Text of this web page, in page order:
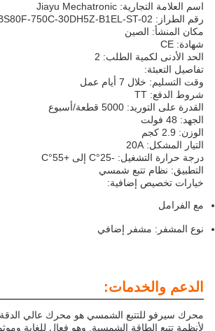
اسم العلامة التجارية: Jiayu Mechatronic
رقم الطراز: EBS80F-750C-30DH5Z-B1EL-ST-02
مكان المنشأ: الصين
شهادة: CE
الحد الأدنى لكمية الطلب: 2
تفاصيل التعبئة:
وقت التسليم: خلال 7 أيام عمل
شروط الدفع: TT
القدرة على التوريد: 5000 قطعة/أسبوع
الجهد: 48 فولت
الوزن: 2.9 كجم
التيار المشكل: 20A
درجة حرارة التشغيل: -25°C إلى +55°C
التطبيق: نظام تتبع شمسي
خيارات تخصيص إضافية:
مع الفرامل
نوع المشفر: مشفر إضافي
الدعم والخدمات:
محرك سيرفو للتتبع الشمسي هو محرك عالي
لأنظمة تتبع الطاقة الشمسية. وهو فعال للغاية